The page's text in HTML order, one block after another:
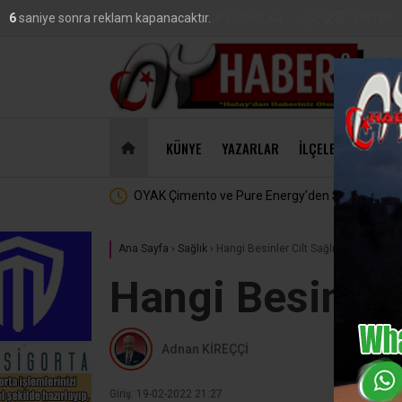
VİDEOGALERİ
47,18
KÜNYE YAZARLAR İLÇELER
Stratejik Ortaklık MasterChef’te Hatay Rüzgarı :
Ana Sayfa › Sağlık › Hangi Besinler Cilt Sağlığımıza İyi
Hangi Besinler
Adnan KİREÇÇİ
Giriş: 19-02-2022 21:27
5saniye sonra reklam kapanacaktır.